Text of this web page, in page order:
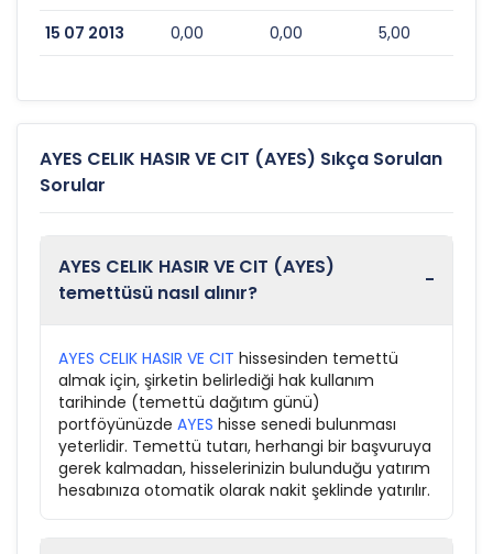
15 07 2013 0,00 0,00 5,00
AYES CELIK HASIR VE CIT (AYES) Sıkça Sorulan
Sorular
AYES CELIK HASIR VE CIT (AYES)
temettüsü nasıl alınır?
-
AYES CELIK HASIR VE CIT hissesinden temettü
almak için, şirketin belirlediği hak kullanım
tarihinde (temettü dağıtım günü)
portföyünüzde AYES hisse senedi bulunması
yeterlidir. Temettü tutarı, herhangi bir başvuruya
gerek kalmadan, hisselerinizin bulunduğu yatırım
hesabınıza otomatik olarak nakit şeklinde yatırılır.